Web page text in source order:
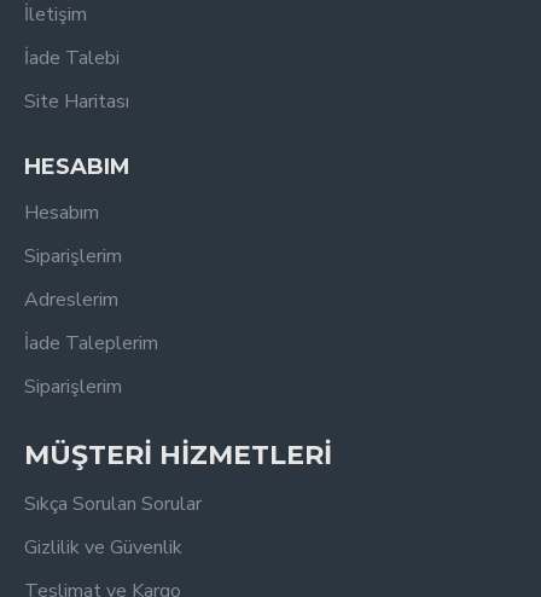
İletişim
İade Talebi
Site Haritası
HESABIM
Hesabım
Siparişlerim
Adreslerim
İade Taleplerim
Siparişlerim
MÜŞTERİ HİZMETLERİ
Sıkça Sorulan Sorular
Gizlilik ve Güvenlik
Teslimat ve Kargo